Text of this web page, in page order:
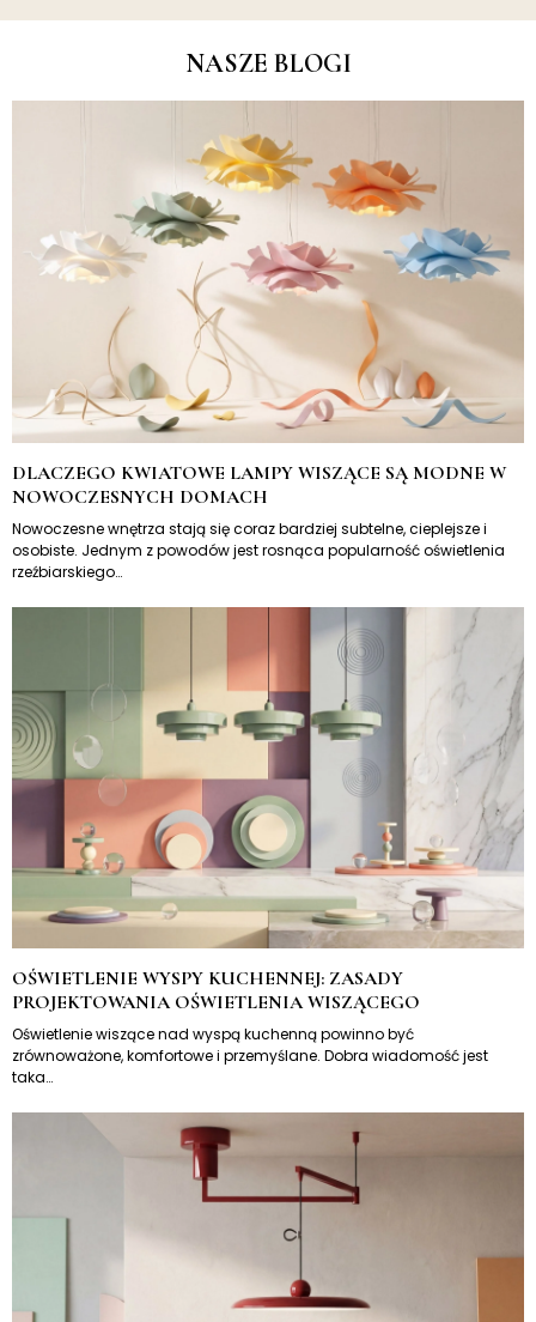
NASZE BLOGI
DLACZEGO KWIATOWE LAMPY WISZĄCE SĄ MODNE W
NOWOCZESNYCH DOMACH
Nowoczesne wnętrza stają się coraz bardziej subtelne, cieplejsze i
osobiste. Jednym z powodów jest rosnąca popularność oświetlenia
rzeźbiarskiego…
OŚWIETLENIE WYSPY KUCHENNEJ: ZASADY
PROJEKTOWANIA OŚWIETLENIA WISZĄCEGO
Oświetlenie wiszące nad wyspą kuchenną powinno być
zrównoważone, komfortowe i przemyślane. Dobra wiadomość jest
taka…